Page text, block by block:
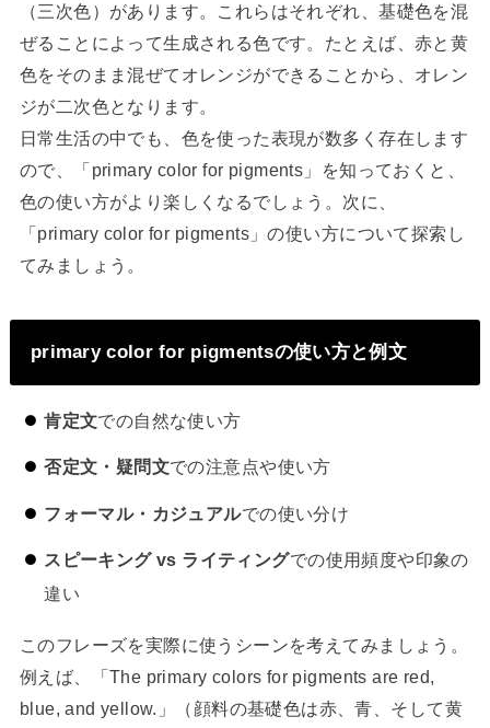
（三次色）があります。これらはそれぞれ、基礎色を混
ぜることによって生成される色です。たとえば、赤と黄
色をそのまま混ぜてオレンジができることから、オレン
ジが二次色となります。
日常生活の中でも、色を使った表現が数多く存在します
ので、「primary color for pigments」を知っておくと、
色の使い方がより楽しくなるでしょう。次に、
「primary color for pigments」の使い方について探索し
てみましょう。
primary color for pigmentsの使い方と例文
肯定文での自然な使い方
否定文・疑問文での注意点や使い方
フォーマル・カジュアルでの使い分け
スピーキング vs ライティングでの使用頻度や印象の
違い
このフレーズを実際に使うシーンを考えてみましょう。
例えば、「The primary colors for pigments are red,
blue, and yellow.」（顔料の基礎色は赤、青、そして黄